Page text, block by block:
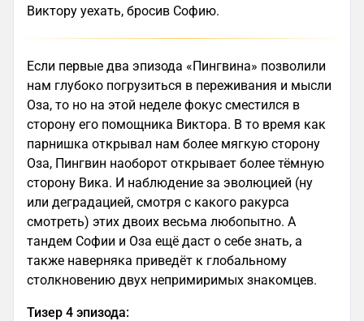
Виктору уехать, бросив Софию.
Если первые два эпизода «Пингвина» позволили
нам глубоко погрузиться в переживания и мысли
Оза, то но на этой неделе фокус сместился в
сторону его помощника Виктора. В то время как
парнишка открывал нам более мягкую сторону
Оза, Пингвин наоборот открывает более тёмную
сторону Вика. И наблюдение за эволюцией (ну
или деградацией, смотря с какого ракурса
смотреть) этих двоих весьма любопытно. А
тандем Софии и Оза ещё даст о себе знать, а
также наверняка приведёт к глобальному
столкновению двух непримиримых знакомцев.
Тизер 4 эпизода: